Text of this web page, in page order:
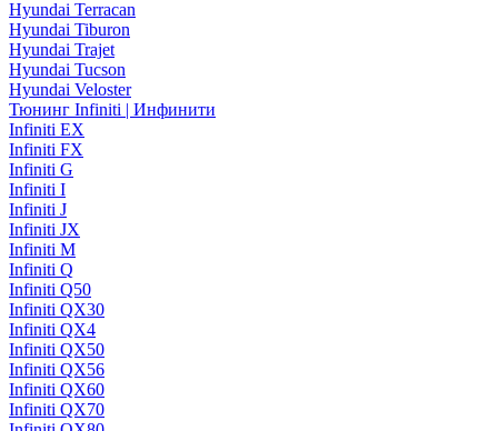
Hyundai Terracan
Hyundai Tiburon
Hyundai Trajet
Hyundai Tucson
Hyundai Veloster
Тюнинг Infiniti | Инфинити
Infiniti EX
Infiniti FX
Infiniti G
Infiniti I
Infiniti J
Infiniti JX
Infiniti M
Infiniti Q
Infiniti Q50
Infiniti QX30
Infiniti QX4
Infiniti QX50
Infiniti QX56
Infiniti QX60
Infiniti QX70